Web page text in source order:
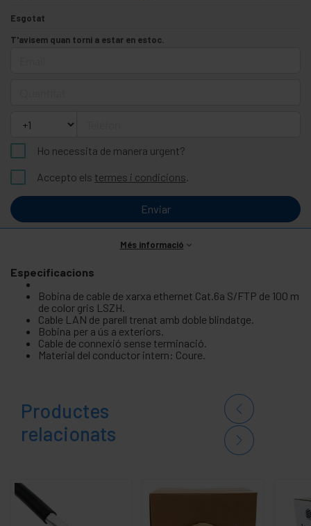
Esgotat
T'avisem quan torni a estar en estoc.
Ho necessita de manera urgent?
Accepto els termes i condicions.
Enviar
Més informació
Especificacions
Bobina de cable de xarxa ethernet Cat.6a S/FTP de 100 m
de color gris LSZH.
Cable LAN de parell trenat amb doble blindatge.
Bobina per a ús a exteriors.
Cable de connexió sense terminació.
Material del conductor intern: Coure.
Productes
relacionats